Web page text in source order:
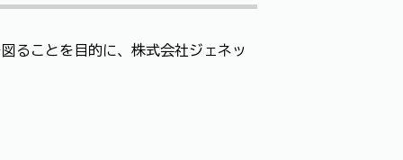
ることを目的に、株式会社ジェネッ